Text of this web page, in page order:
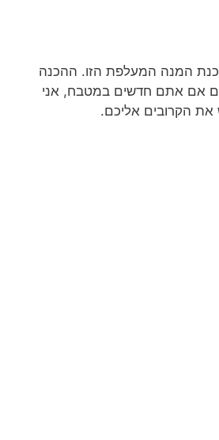
המנה המעלפת הזו. ההכנה
אם אתם חדשים במטבח, אני
את הקרובים אליכם.